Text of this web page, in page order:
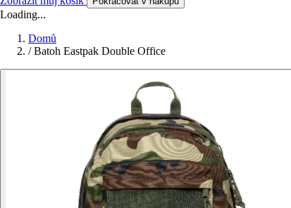
Loading...
Domů
/ Batoh Eastpak Double Office